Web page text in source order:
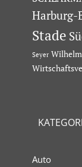
Harburg-
Stade
Seyer
Auto